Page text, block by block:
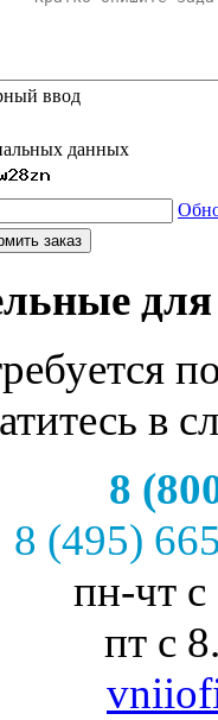
ввод
данных
заказ
в
8
8 (495)
пн-чт
пт с